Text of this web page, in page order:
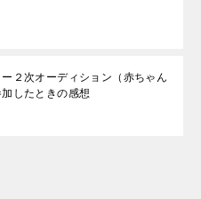
２次オーディション（赤ちゃん
したときの感想